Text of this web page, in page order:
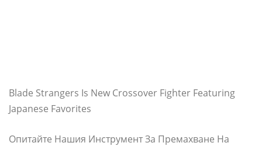
Blade Strangers Is New Crossover Fighter Featuring
Japanese Favorites
Опитайте Нашия Инструмент За Премахване На